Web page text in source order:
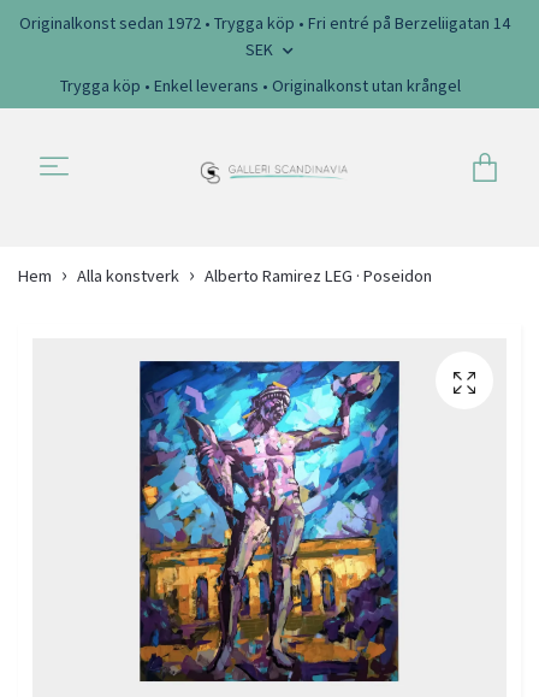
Originalkonst sedan 1972 • Trygga köp • Fri entré på Berzeliigatan 14
SEK
Trygga köp • Enkel leverans • Originalkonst utan krångel
Hem Alla konstverk Alberto Ramirez LEG · Poseidon